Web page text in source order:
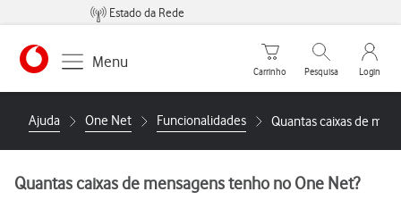
Estado da Rede
Menu
Carrinho de compras
Carrinho
Pesquisar
Pesquisa
My
Login
Ajuda One Net Funcionalidades Quantas caixas de
Quantas caixas de mensagens tenho no One Net?